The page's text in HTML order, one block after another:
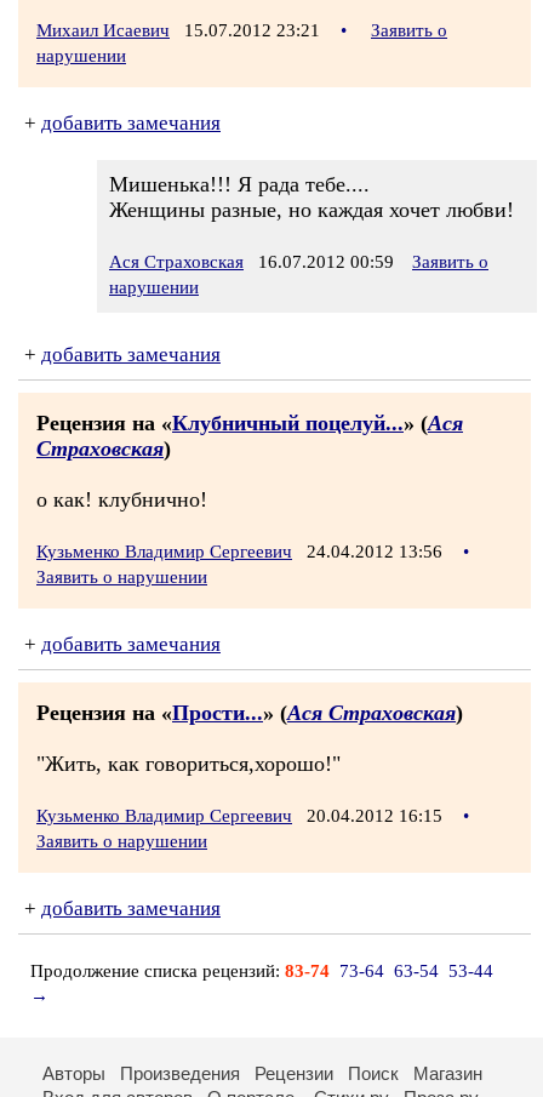
Михаил Исаевич 15.07.2012 23:21 •
Заявить о
нарушении
+ добавить замечания
Мишенька!!! Я рада тебе....
Женщины разные, но каждая хочет любви!
Ася Страховская 16.07.2012 00:59
Заявить о
нарушении
+ добавить замечания
Рецензия на «Клубничный поцелуй...» (Ася
Страховская)
о как! клубнично!
Кузьменко Владимир Сергеевич 24.04.2012 13:56
•
Заявить о нарушении
+ добавить замечания
Рецензия на «Прости...» (Ася Страховская)
"Жить, как говориться,хорошо!"
Кузьменко Владимир Сергеевич 20.04.2012 16:15
•
Заявить о нарушении
+ добавить замечания
Продолжение списка рецензий: 83-74 73-64 63-54 53-44
→
Авторы Произведения Рецензии Поиск
Магазин